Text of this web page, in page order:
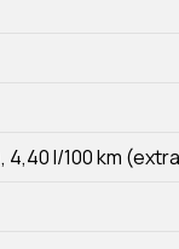
4,40 l/100 km